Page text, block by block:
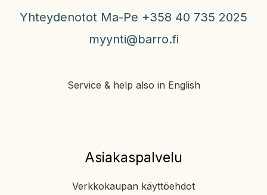
Yhteydenotot Ma-Pe +358 40 735 2025
myynti@barro.fi
Service & help also in English
Asiakaspalvelu
Verkkokaupan käyttöehdot